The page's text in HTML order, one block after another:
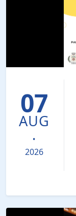
07
AUG
.
2026